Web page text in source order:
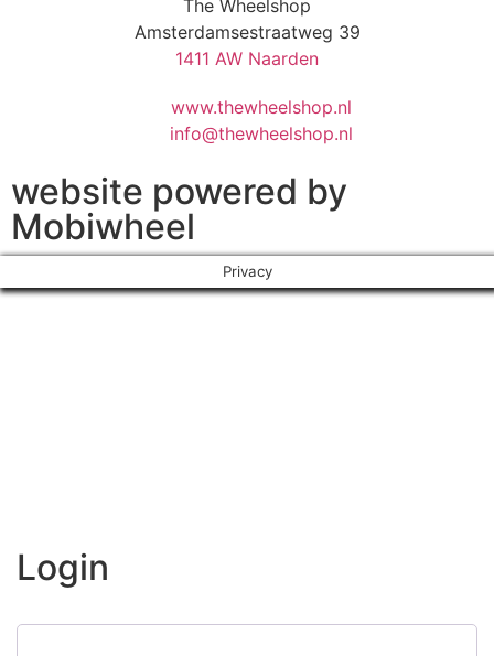
The Wheelshop
Amsterdamsestraatweg 39
1411 AW Naarden
www.thewheelshop.nl
info@thewheelshop.nl
website powered by
Mobiwheel
Privacy
Login